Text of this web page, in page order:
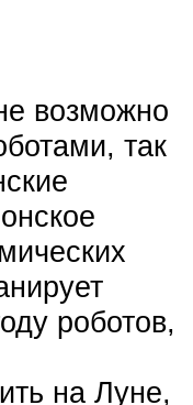
возможно
так
роботов,
на Луне,